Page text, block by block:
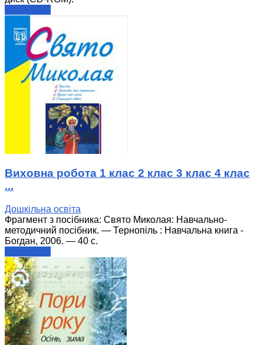
Виховна робота 1 клас 2 клас 3 клас 4 клас
...
Дошкільна освіта
Фрагмент з посібника: Свято Миколая: Навчально-
методичний посібник. — Тернопіль : Навчальна книга -
Богдан, 2006. — 40 с.